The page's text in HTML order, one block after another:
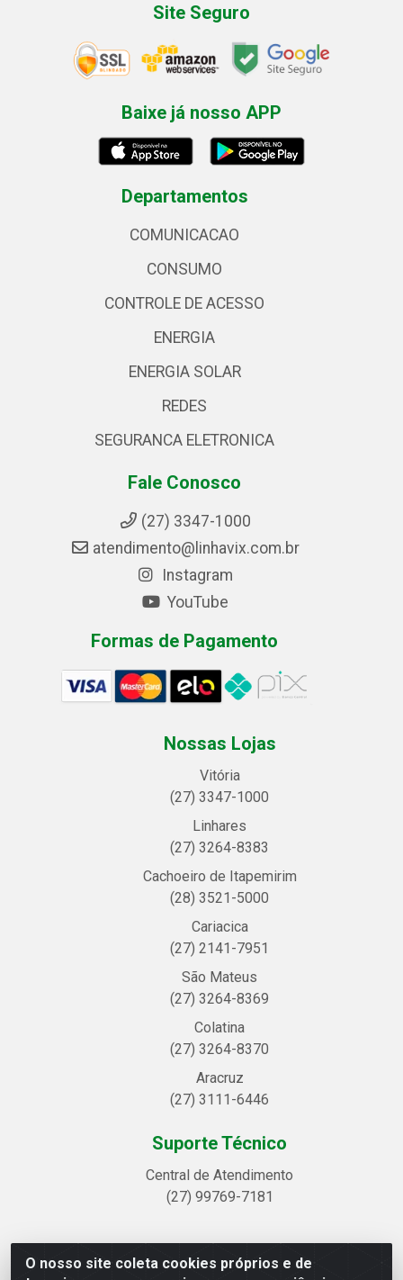
O nosso site coleta cookies próprios e de
Site Seguro
Baixe já nosso APP
Departamentos
COMUNICACAO
CONSUMO
CONTROLE DE ACESSO
ENERGIA
ENERGIA SOLAR
REDES
SEGURANCA ELETRONICA
Fale Conosco
(27) 3347-1000
atendimento@linhavix.com.br
Instagram
YouTube
Formas de Pagamento
Nossas Lojas
Vitória
(27) 3347-1000
Linhares
(27) 3264-8383
Cachoeiro de Itapemirim
(28) 3521-5000
Cariacica
(27) 2141-7951
São Mateus
(27) 3264-8369
Colatina
(27) 3264-8370
Aracruz
(27) 3111-6446
Suporte Técnico
Central de Atendimento
(27) 99769-7181
Linhavix Distribuidora LTDA - Avenida Alegre, 2521 -